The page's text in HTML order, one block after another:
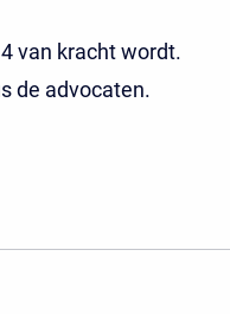
van kracht wordt.
de advocaten.